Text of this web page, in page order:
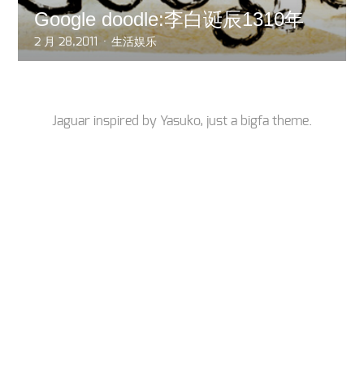
Google doodle:李白诞辰1310年
2 月 28,2011 生活娱乐
Jaguar inspired by Yasuko, just a bigfa theme.